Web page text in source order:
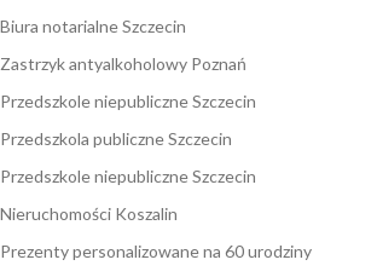
Biura notarialne Szczecin
Zastrzyk antyalkoholowy Poznań
Przedszkole niepubliczne Szczecin
Przedszkola publiczne Szczecin
Przedszkole niepubliczne Szczecin
Nieruchomości Koszalin
Prezenty personalizowane na 60 urodziny